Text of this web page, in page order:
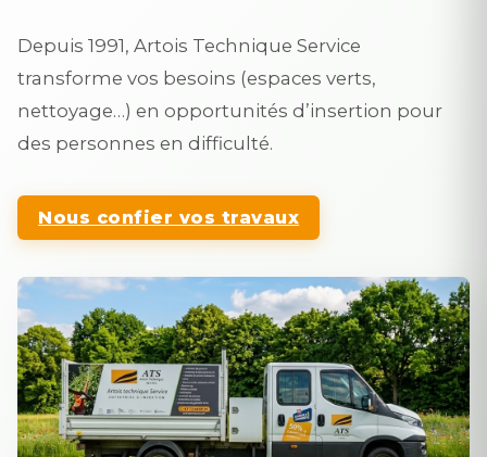
Depuis 1991, Artois Technique Service
transforme vos besoins (espaces verts,
nettoyage…) en opportunités d’insertion pour
des personnes en difficulté.
Nous confier vos travaux